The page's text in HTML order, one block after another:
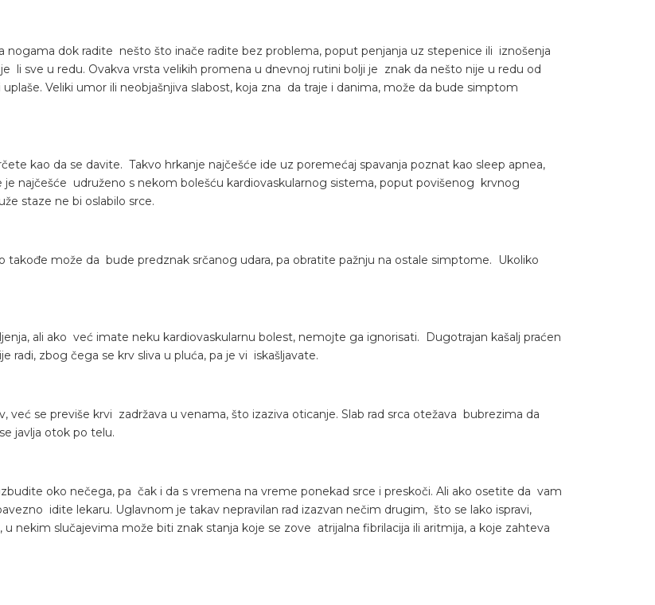
dok radite nešto što inače radite bez problema, poput penjanja uz stepenice ili iznošenja
li sve u redu. Ovakva vrsta velikih promena u dnevnoj rutini bolji je znak da nešto nije u redu od
Veliki umor ili neobjašnjiva slabost, koja zna da traje i danima, može da bude simptom
kao da se davite. Takvo hrkanje najčešće ide uz poremećaj spavanja poznat kao sleep apnea,
je najčešće udruženo s nekom bolešću kardiovaskularnog sistema, poput povišenog krvnog
staze ne bi oslabilo srce.
može da bude predznak srčanog udara, pa obratite pažnju na ostale simptome. Ukoliko
ali ako već imate neku kardiovaskularnu bolest, nemojte ga ignorisati. Dugotrajan kašalj praćen
radi, zbog čega se krv sliva u pluća, pa je vi iskašljavate.
se previše krvi zadržava u venama, što izaziva oticanje. Slab rad srca otežava bubrezima da
javlja otok po telu.
oko nečega, pa čak i da s vremena na vreme ponekad srce i preskoči. Ali ako osetite da vam
idite lekaru. Uglavnom je takav nepravilan rad izazvan nečim drugim, što se lako ispravi,
nekim slučajevima može biti znak stanja koje se zove atrijalna fibrilacija ili aritmija, a koje zahteva